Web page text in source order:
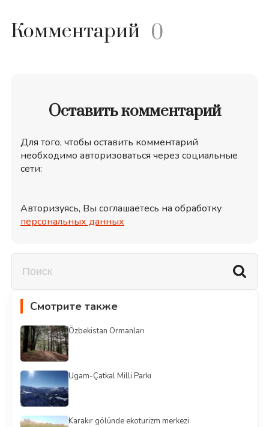
Комментарий 0
Оставить комментарий
Для того, чтобы оставить комментарий
необходимо авторизоваться через социальные
сети:
Авторизуясь, Вы соглашаетесь на обработку
персональных данных
Смотрите также
Özbekistan Ormanları
Ugam-Çatkal Milli Parkı
Karakır gölünde ekoturizm merkezi